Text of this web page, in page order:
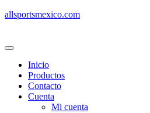
allsportsmexico.com
Inicio
Productos
Contacto
Cuenta
Mi cuenta